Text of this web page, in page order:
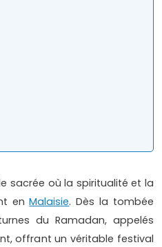
sacrée où la spiritualité et la
enMalaisie. Dès la tombée
du Ramadan, appelés
offrant un véritable festival